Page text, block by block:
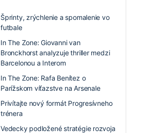
Šprinty, zrýchlenie a spomalenie vo
futbale
In The Zone: Giovanni van
Bronckhorst analyzuje thriller medzi
Barcelonou a Interom
In The Zone: Rafa Benítez o
Parížskom víťazstve na Arsenale
Privítajte nový formát Progresívneho
trénera
Vedecky podložené stratégie rozvoja